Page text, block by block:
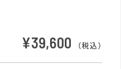
¥39,600 （税込）